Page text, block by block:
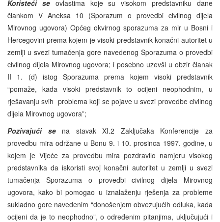
Koristeći seovlastima koje su visokom predstavniku dane
člankom V Aneksa 10 (Sporazum o provedbi civilnog dijela
Mirovnog ugovora) Općeg okvirnog sporazuma za mir u Bosni i
Hercegovini prema kojem je visoki predstavnik konačni autoritet u
zemlji u svezi tumačenja gore navedenog Sporazuma o provedbi
civilnog dijela Mirovnog ugovora; i posebno uzevši u obzir članak
II 1. (d) istog Sporazuma prema kojem visoki predstavnik
“pomaže, kada visoki predstavnik to ocijeni neophodnim, u
rješavanju svih problema koji se pojave u svezi provedbe civilnog
dijela Mirovnog ugovora”;
Pozivajući sena stavak XI.2 Zaključaka Konferencije za
provedbu mira održane u Bonu 9. i 10. prosinca 1997. godine, u
kojem je Vijeće za provedbu mira pozdravilo namjeru visokog
predstavnika da iskoristi svoj konačni autoritet u zemlji u svezi
tumačenja Sporazuma o provedbi civilnog dijela Mirovnog
ugovora, kako bi pomogao u iznalaženju rješenja za probleme
sukladno gore navedenim “donošenjem obvezujućih odluka, kada
ocijeni da je to neophodno”, o određenim pitanjima, uključujući i